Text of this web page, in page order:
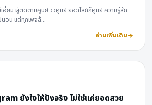
อี่ยม ผู้ติดตามศูนย์ วิวศูนย์ ยอดไลก์ก็ศูนย์ ความรู้สึก
นอน แต่ทุกเพจล้…
อ่านเพิ่มเติม
ยังไงให้ปังจริง ไม่ใช่แค่ยอดสวย